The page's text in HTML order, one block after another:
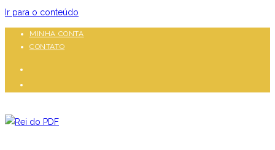
Ir para o conteúdo
MINHA CONTA
CONTATO